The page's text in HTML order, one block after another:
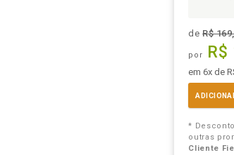
deR$
por R$
em 6x de
*
outras
Cliente Fiel